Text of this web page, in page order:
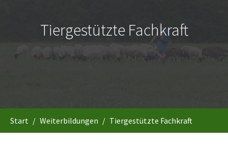
Tiergestützte Fachkraft
Start Weiterbildungen Tiergestützte Fachkraft